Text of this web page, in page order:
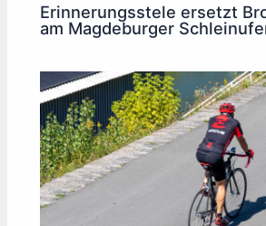
Erinnerungsstele ersetzt
am Magdeburger